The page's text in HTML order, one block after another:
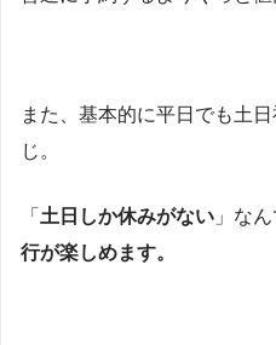
また、基本的に平日でも土
じ。
「 土日しか休みがない 」なん
行が楽しめます。